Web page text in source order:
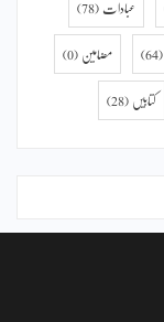
عبادات (78)
(64) مضامین (0)
کتابیں (28)